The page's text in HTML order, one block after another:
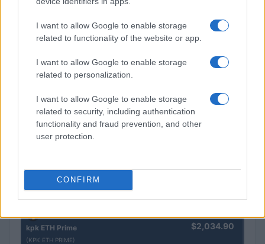
I want to allow Google to enable storage
related to functionality of the website or app.
I want to allow Google to enable storage
related to personalization.
I want to allow Google to enable storage
related to security, including authentication
functionality and fraud prevention, and other
user protection.
CONFIRM
COTAÇÕES CRYPTO
(KBTC)
Eureka Bridged PAX Gold (Terra
(JDB)
kpk ETH Prime
(KPK ETH PRIME)
$2,034.90